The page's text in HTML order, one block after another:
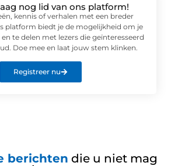
nog lid van ons platform!
kennis of verhalen met een breder
platform biedt je de mogelijkheid om je
te delen met lezers die geïnteresseerd
Doe mee en laat jouw stem klinken.
Registreer nu
berichten die u niet mag